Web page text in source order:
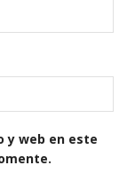
y web en este